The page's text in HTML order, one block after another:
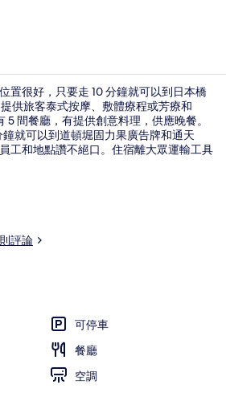
置很好，只要走 10 分鐘就可以到日本橋
供旅客泰式按摩、敷體療程或芳療和
5 間餐廳，有提供創意料理，供應晚餐。
就可以到道頓堀固力果廣告牌和通天
工和地點讚不絕口。住宿離大眾運輸工具
評論
可停車
餐廳
空調